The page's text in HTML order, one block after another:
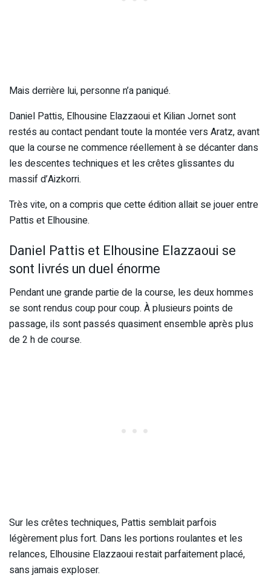
Mais derrière lui, personne n’a paniqué.
Daniel Pattis, Elhousine Elazzaoui et Kilian Jornet sont
restés au contact pendant toute la montée vers Aratz, avant
que la course ne commence réellement à se décanter dans
les descentes techniques et les crêtes glissantes du
massif d’Aizkorri.
Très vite, on a compris que cette édition allait se jouer entre
Pattis et Elhousine.
Daniel Pattis et Elhousine Elazzaoui se
sont livrés un duel énorme
Pendant une grande partie de la course, les deux hommes
se sont rendus coup pour coup. À plusieurs points de
passage, ils sont passés quasiment ensemble après plus
de 2 h de course.
Sur les crêtes techniques, Pattis semblait parfois
légèrement plus fort. Dans les portions roulantes et les
relances, Elhousine Elazzaoui restait parfaitement placé,
sans jamais exploser.